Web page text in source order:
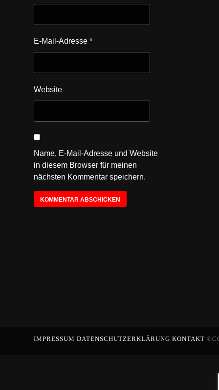
E-Mail-Adresse *
Website
Name, E-Mail-Adresse und Website
in diesem Browser für meinen
nächsten Kommentar speichern.
IMPRESSUM DATENSCHUTZERKLÄRUNG KONTAKT